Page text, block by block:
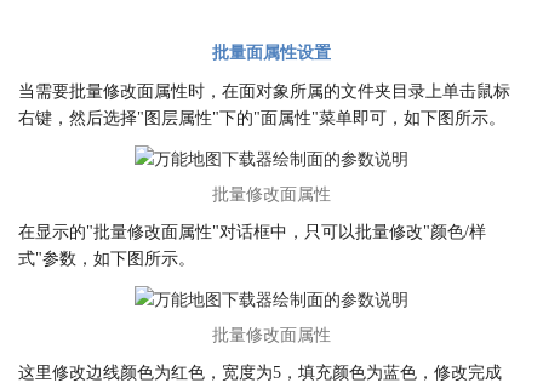
批量面属性设置
当需要批量修改面属性时，在面对象所属的文件夹目录上单击鼠标
右键，然后选择"图层属性"下的"面属性"菜单即可，如下图所示。
批量修改面属性
在显示的"批量修改面属性"对话框中，只可以批量修改"颜色/样
式"参数，如下图所示。
批量修改面属性
这里修改边线颜色为红色，宽度为5，填充颜色为蓝色，修改完成